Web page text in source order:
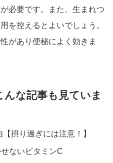
必要です。また、生まれつ
を控えるとよいでしょう。
があり便秘によく効きま
な記事も見ていま
摂り過ぎには注意！】
ないビタミンC